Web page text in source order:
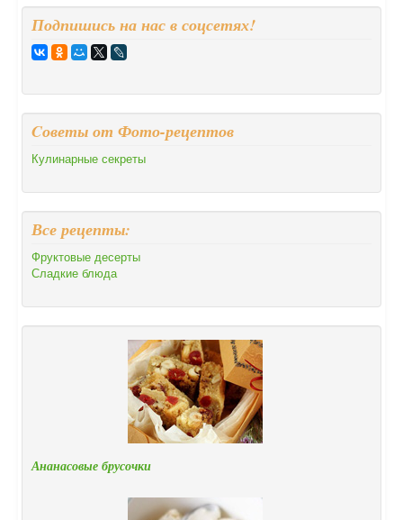
Подпишись на нас в соцсетях!
Cоветы от Фото-рецептов
Кулинарные секреты
Все рецепты:
Фруктовые десерты
Сладкие блюда
Ананасовые брусочки